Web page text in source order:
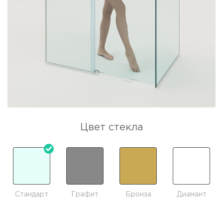
Цвет стекла
Стандарт Графит Бронза Диамант